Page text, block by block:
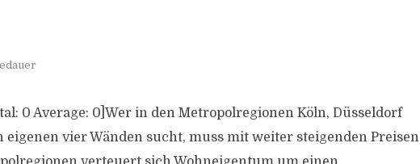
0 Average: 0]Wer in den Metropolregionen Köln, Düsseldorf
eigenen vier Wänden sucht, muss mit weiter steigenden Preisen